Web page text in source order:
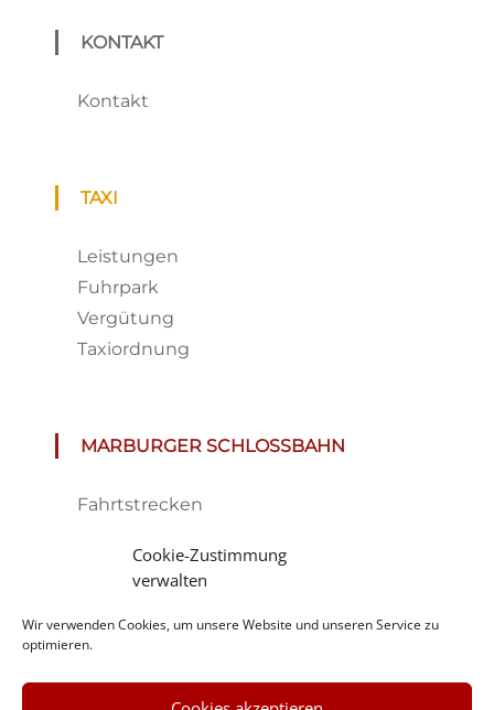
Cookie-Zustimmung
verwalten
Wir verwenden Cookies, um unsere Website und unseren Service zu
optimieren.
KONTAKT
Kontakt
TAXI
Leistungen
Fuhrpark
Vergütung
Taxiordnung
MARBURGER SCHLOSSBAHN
Fahrtstrecken
Tickets
Impressionen